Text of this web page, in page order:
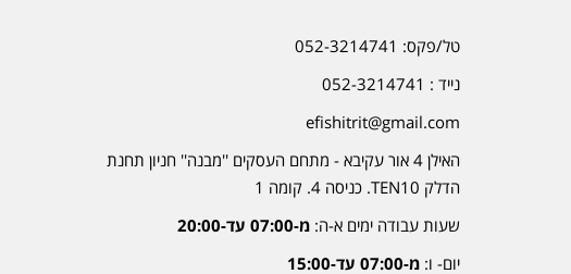
טל/פקס: 052-3214741
נייד : 052-3214741
efishitrit@gmail.com
האילן 4 אור עקיבא - מתחם העסקים ''מבנה'' חניון תחנת
הדלק TEN10. כניסה 4. קומה 1
שעות עבודה ימים א-ה: מ-07:00 עד-20:00
יום- ו: מ-07:00 עד-15:00